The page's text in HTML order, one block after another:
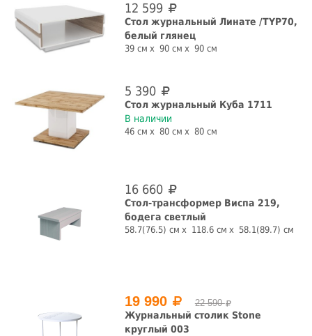
12 599
Стол журнальный Линате /TYP70,
белый глянец
39 см 90 см 90 см
5 390
Стол журнальный Куба 1711
В наличии
46 см 80 см 80 см
16 660
Стол-трансформер Виспа 219,
бодега светлый
58.7(76.5) см 118.6 см 58.1(89.7) см
19 990 22 590
Журнальный столик Stone
круглый 003